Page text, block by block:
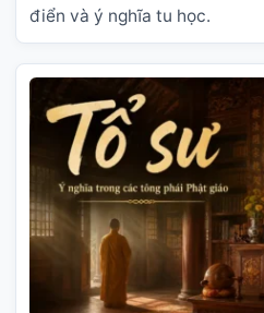
điển và ý nghĩa tu học.